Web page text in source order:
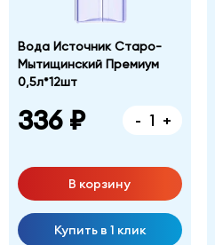
Вода Источник Старо-
Мытищинский Премиум
0,5л*12шт
336 ₽ - +
В корзину
Купить в 1 клик